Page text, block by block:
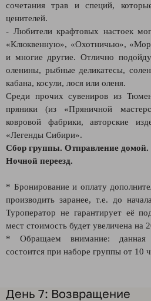
сочетания трав и специй,
ценителей.
- Любители крафтовых настоек
«Клюквенную», «Охотничью»,
и многие другие. Отлично
оленины, рыбные деликатесы,
кабана, косули, лося или оленя.
Среди прочих сувениров из
пряники (из «Пряничной
ковровой фабрики, авторские
«Легенды Сибири».
Сбор группы. Отправление домой.
Ночной переезд.
* Бронирование и оплату
производить заранее, т.е. до
Туроператор не гарантирует её
мест стоимость будет увеличена на
* Обращаем внимание: данная
состоится при наборе группы от 10
День 7: Возвращение